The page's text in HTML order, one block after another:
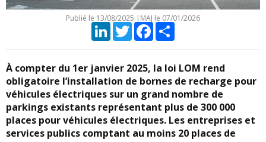
Publié le 13/08/2025 | MAJ le 07/01/2026
LinkedInTwitterFacebook
À compter du 1er janvier 2025, la loi LOM rend
obligatoire l’installation de bornes de recharge pour
véhicules électriques sur un grand nombre de
parkings existants représentant plus de 300 000
places pour véhicules électriques. Les entreprises et
services publics comptant au moins 20 places de